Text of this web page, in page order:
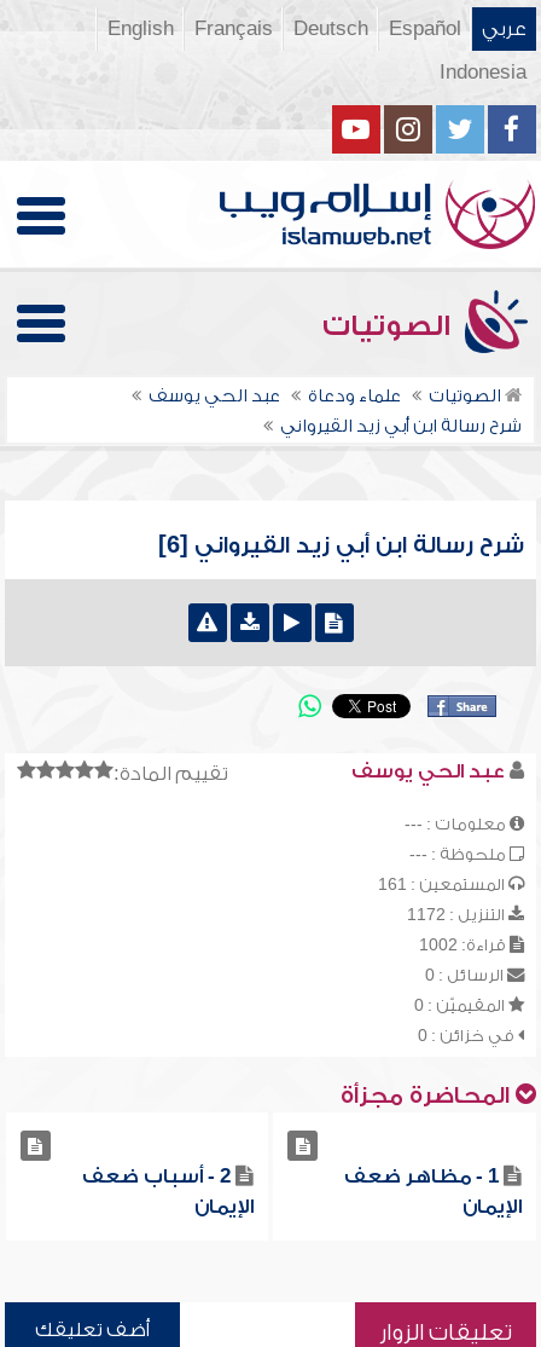
عربي Español
Deutsch
Français
English
Indonesia
الصوتيات
الصوتيات علماء ودعاة
عبد الحي يوسف
شرح رسالة ابن أبي زيد القيرواني
شرح رسالة ابن أبي زيد القيرواني [6]
تقييم المادة: عبد الحي يوسف
معلومات : ---
ملحوظة : ---
المستمعين : 161
التنزيل : 1172
قراءة: 1002
الرسائل : 0
المقيميّن : 0
في خزائن : 0
المحاضرة مجزأة
1 - مظاهر ضعف
الإيمان
2 - أسباب ضعف
الإيمان
تعليقات الزوار أضف تعليقك